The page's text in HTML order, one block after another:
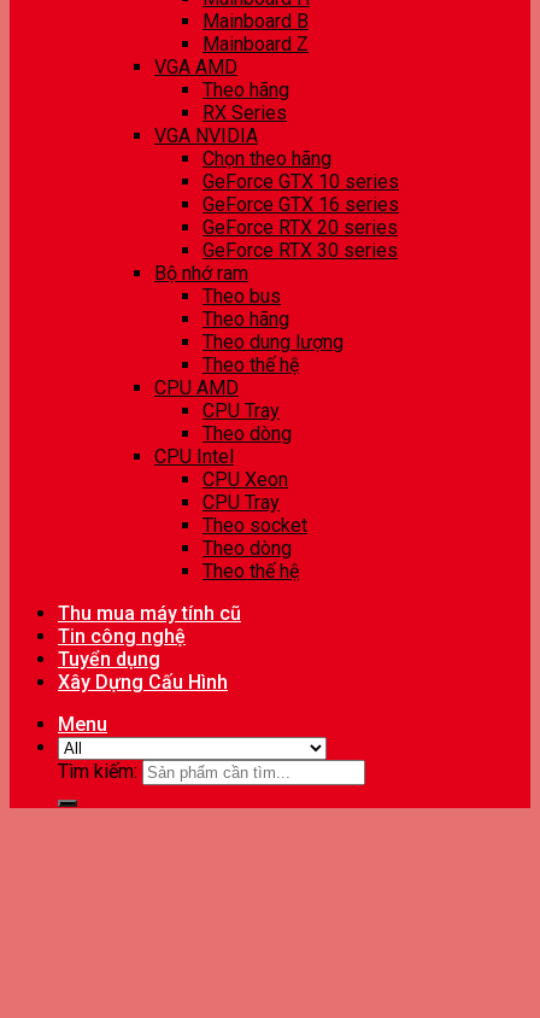
Mainboard B
Mainboard Z
VGA AMD
Theo hãng
RX Series
VGA NVIDIA
Chọn theo hãng
GeForce GTX 10 series
GeForce GTX 16 series
GeForce RTX 20 series
GeForce RTX 30 series
Bộ nhớ ram
Theo bus
Theo hãng
Theo dung lượng
Theo thế hệ
CPU AMD
CPU Tray
Theo dòng
CPU Intel
CPU Xeon
CPU Tray
Theo socket
Theo dòng
Theo thế hệ
Thu mua máy tính cũ
Tin công nghệ
Tuyển dụng
Xây Dựng Cấu Hình
Menu
Tìm kiếm: